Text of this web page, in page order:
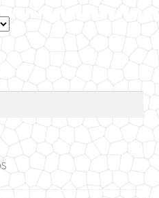
variantes.
Las
opciones
pueden
página
de
producto